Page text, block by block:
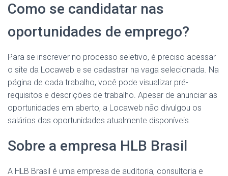
Como se candidatar nas
oportunidades de emprego?
Para se inscrever no processo seletivo, é preciso acessar
o site da Locaweb e se cadastrar na vaga selecionada. Na
página de cada trabalho, você pode visualizar pré-
requisitos e descrições de trabalho. Apesar de anunciar as
oportunidades em aberto, a Locaweb não divulgou os
salários das oportunidades atualmente disponíveis.
Sobre a empresa HLB Brasil
A HLB Brasil é uma empresa de auditoria, consultoria e